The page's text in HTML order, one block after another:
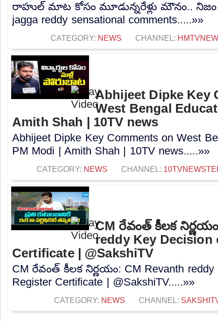
రాహుల్ మాట కోసం మూడున్నరేళ్లు మౌనం.. నిజం
jagga reddy sensational comments.....»»
CATEGORY: NEWS CHANNEL:
Abhijeet Dipke Key
West Bengal
Amith Shah | 10TV news
Abhijeet Dipke Key Comments on West
PM Modi | Amith Shah | 10TV news.....»»
CATEGORY: NEWS CHANNEL:
CM రేవంత్ కీలక
reddy Key Decision
Certificate | @SakshiTV
CM రేవంత్ కీలక నిర్ణయం: CM Revanth reddy
Register Certificate | @SakshiTV.....»»
CATEGORY: NEWS CHANNEL: